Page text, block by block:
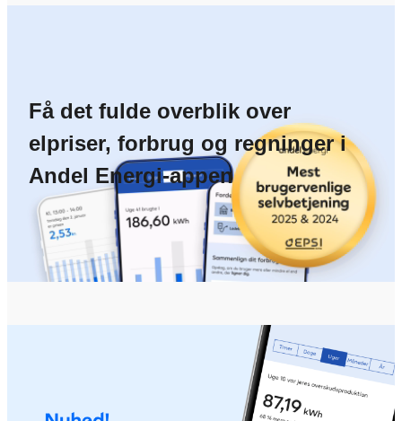
Få det fulde overblik over
elpriser, forbrug og regninger i
Andel Energi-appen